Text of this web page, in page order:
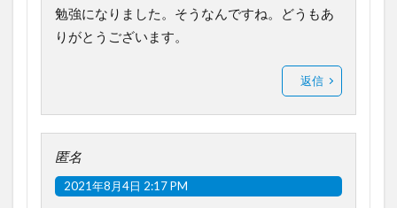
勉強になりました。そうなんですね。どうもあ
りがとうございます。
返信
匿名
2021年8月4日 2:17 PM